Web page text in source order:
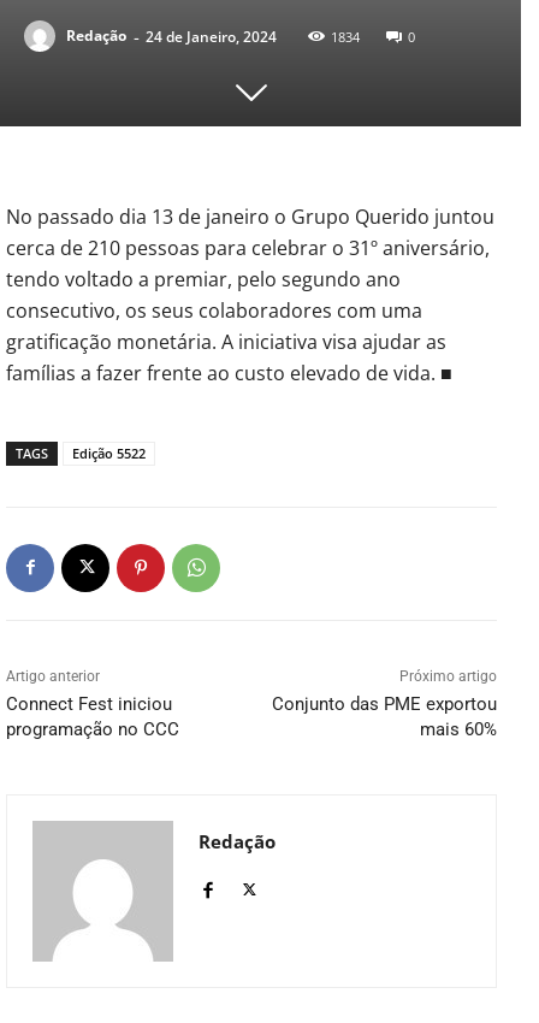
Redação - 24 de Janeiro, 2024 1834 0
No passado dia 13 de janeiro o Grupo Querido juntou
cerca de 210 pessoas para celebrar o 31º aniversário,
tendo voltado a premiar, pelo segundo ano
consecutivo, os seus colaboradores com uma
gratificação monetária. A iniciativa visa ajudar as
famílias a fazer frente ao custo elevado de vida. ■
TAGS Edição 5522
Artigo anterior
Connect Fest iniciou
programação no CCC
Próximo artigo
Conjunto das PME exportou
mais 60%
Redação